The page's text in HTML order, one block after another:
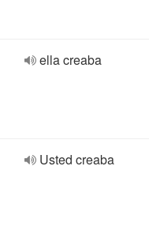
ella creaba
Usted creaba